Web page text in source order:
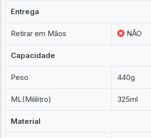
Entrega
Retirar em Mãos NÃO
Capacidade
Peso 440g
ML(Mililitro) 325ml
Material